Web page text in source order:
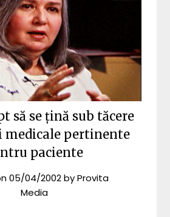
să se țină sub tăcere
pertinente
paciente
05/04/2002byProvita
Media